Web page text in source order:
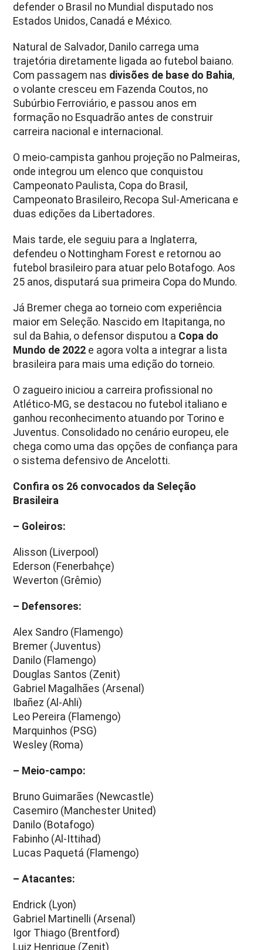
defender o Brasil no Mundial disputado nos
Estados Unidos, Canadá e México.
Natural de Salvador, Danilo carrega uma
trajetória diretamente ligada ao futebol baiano.
Com passagem nas divisões de base do Bahia,
o volante cresceu em Fazenda Coutos, no
Subúrbio Ferroviário, e passou anos em
formação no Esquadrão antes de construir
carreira nacional e internacional.
O meio-campista ganhou projeção no Palmeiras,
onde integrou um elenco que conquistou
Campeonato Paulista, Copa do Brasil,
Campeonato Brasileiro, Recopa Sul-Americana e
duas edições da Libertadores.
Mais tarde, ele seguiu para a Inglaterra,
defendeu o Nottingham Forest e retornou ao
futebol brasileiro para atuar pelo Botafogo. Aos
25 anos, disputará sua primeira Copa do Mundo.
Já Bremer chega ao torneio com experiência
maior em Seleção. Nascido em Itapitanga, no
sul da Bahia, o defensor disputou a Copa do
Mundo de 2022 e agora volta a integrar a lista
brasileira para mais uma edição do torneio.
O zagueiro iniciou a carreira profissional no
Atlético-MG, se destacou no futebol italiano e
ganhou reconhecimento atuando por Torino e
Juventus. Consolidado no cenário europeu, ele
chega como uma das opções de confiança para
o sistema defensivo de Ancelotti.
Confira os 26 convocados da Seleção
Brasileira
– Goleiros:
Alisson (Liverpool)
Ederson (Fenerbahçe)
Weverton (Grêmio)
– Defensores:
Alex Sandro (Flamengo)
Bremer (Juventus)
Danilo (Flamengo)
Douglas Santos (Zenit)
Gabriel Magalhães (Arsenal)
Ibañez (Al-Ahli)
Leo Pereira (Flamengo)
Marquinhos (PSG)
Wesley (Roma)
– Meio-campo:
Bruno Guimarães (Newcastle)
Casemiro (Manchester United)
Danilo (Botafogo)
Fabinho (Al-Ittihad)
Lucas Paquetá (Flamengo)
– Atacantes:
Endrick (Lyon)
Gabriel Martinelli (Arsenal)
Igor Thiago (Brentford)
Luiz Henrique (Zenit)